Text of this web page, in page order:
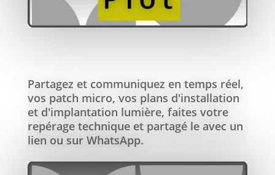
Partagez et communiquez en temps réel,
vos patch micro, vos plans d'installation
et d'implantation lumière, faites votre
repérage technique et partagé le avec un
lien ou sur WhatsApp.